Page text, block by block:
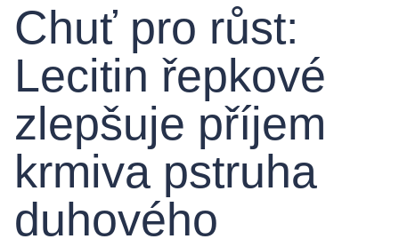
Chuť pro růst:
Lecitin řepkové
zlepšuje příjem
krmiva pstruha
duhového